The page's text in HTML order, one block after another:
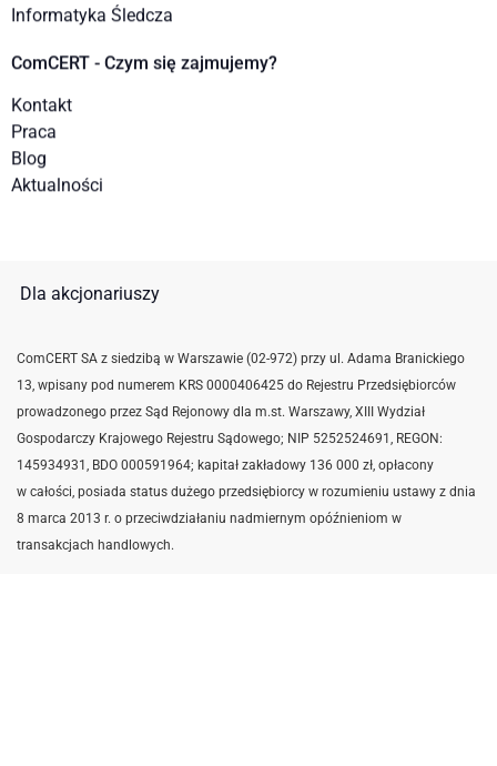
Informatyka Śledcza
ComCERT - Czym się zajmujemy?
Kontakt
Praca
Blog
Aktualności
Dla akcjonariuszy
ComCERT SA z siedzibą w Warszawie (02-972) przy ul. Adama Branickiego
13, wpisany pod numerem KRS 0000406425 do Rejestru Przedsiębiorców
prowadzonego przez Sąd Rejonowy dla m.st. Warszawy, XIII Wydział
Gospodarczy Krajowego Rejestru Sądowego; NIP 5252524691, REGON:
145934931, BDO 000591964; kapitał zakładowy 136 000 zł, opłacony
w całości, posiada status dużego przedsiębiorcy w rozumieniu ustawy z dnia
8 marca 2013 r. o przeciwdziałaniu nadmiernym opóźnieniom w
transakcjach handlowych.